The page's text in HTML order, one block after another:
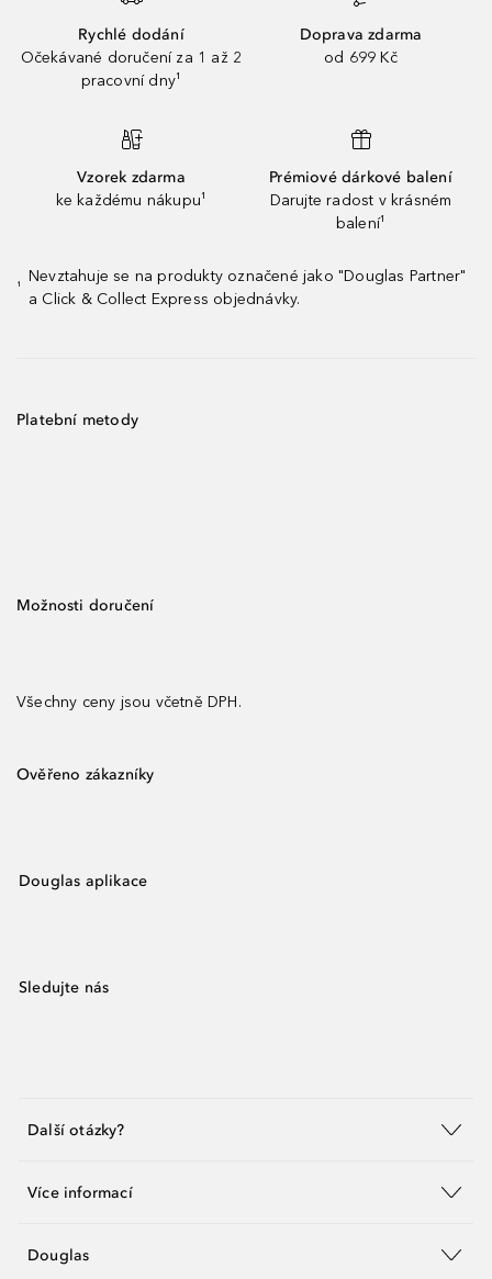
Rychlé dodání
Očekávané doručení za 1 až 2
pracovní dny¹
Doprava zdarma
od 699 Kč
Vzorek zdarma
ke každému nákupu¹
Prémiové dárkové balení
Darujte radost v krásném
balení¹
¹
Nevztahuje se na produkty označené jako "Douglas Partner"
a Click & Collect Express objednávky.
Platební metody
Možnosti doručení
Všechny ceny jsou včetně DPH.
Ověřeno zákazníky
Douglas aplikace
Sledujte nás
Další otázky?
Více informací
Douglas